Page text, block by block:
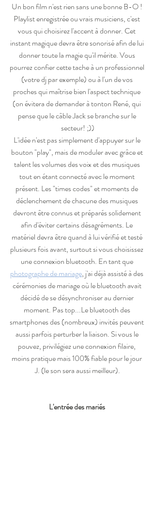
Un bon film n'est rien sans une bonne B-O !
Playlist enregistrée ou vrais musiciens, c'est
vous qui choisirez l'accent à donner. Cet
instant magique devra être sonorisé afin de lui
donner toute la magie qu'il mérite. Vous
pourrez confier cette tache à un professionnel
(votre dj par exemple) ou à l'un de vos
proches qui maîtrise bien l'aspect technique
(on évitera de demander à tonton René, qui
pense que le câble Jack se branche sur le
secteur! ;))
L'idée n'est pas simplement d'appuyer sur le
bouton "play", mais de moduler avec grâce et
talent les volumes des voix et des musiques
tout en étant connecté avec le moment
présent. Les "times codes" et moments de
déclenchement de chacune des musiques
devront être connus et préparés solidement
afin d'éviter certains désagréments. Le
matériel devra être quand à lui vérifié et testé
plusieurs fois avant, surtout si vous choisissez
une connexion bluetooth. En tant que
photographe de mariage, j'ai déjà assisté à des
cérémonies de mariage où le bluetooth avait
décidé de se désynchroniser au dernier
moment. Pas top...Le bluetooth des
smartphones des (nombreux) invités peuvent
aussi parfois perturber la liaison. Si vous le
pouvez, privilégiez une connexion filaire,
moins pratique mais 100% fiable pour le jour
J. (le son sera aussi meilleur).
L'entrée des mariés